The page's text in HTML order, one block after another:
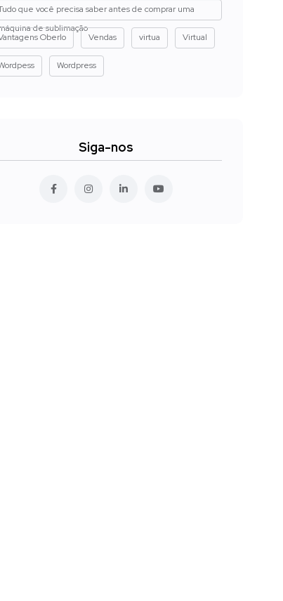
que você precisa saber antes de comprar uma
de sublimação
Oberlo
Vendas virtua Virtual
Wordpress
Siga-nos